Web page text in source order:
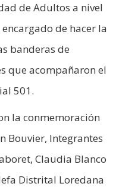
de Adultos a nivel
de hacer la
banderas de
que acompañaron el
501.
la conmemoración
Bouvier, Integrantes
Claudia Blanco
Distrital Loredana